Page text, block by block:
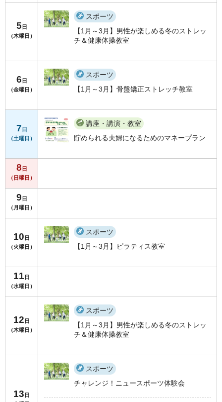
5 日
（木曜日）
スポーツ
【1月～3月】男性が楽しめる冬のストレッ
チ＆健康体操教室
6 日
（金曜日）
スポーツ
【1月～3月】骨盤矯正ストレッチ教室
7 日
（土曜日）
講座・講演・教室
貯められる夫婦になるためのマネープラン
8 日
（日曜日）
9 日
（月曜日）
10 日
（火曜日）
スポーツ
【1月～3月】ピラティス教室
11 日
（水曜日）
12 日
（木曜日）
スポーツ
【1月～3月】男性が楽しめる冬のストレッ
チ＆健康体操教室
13 日
スポーツ
チャレンジ！ニュースポーツ体験会